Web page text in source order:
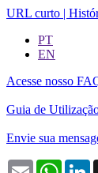
URL curto |
PT
EN
Acesse nosso
Guia de
Envie sua
Email